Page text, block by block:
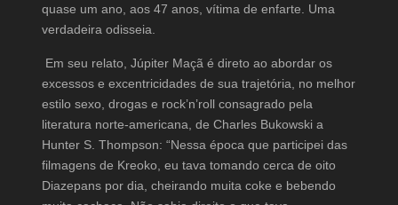
quase um ano, aos 47 anos, vítima de enfarte. Uma
verdadeira odisseia.
Em seu relato, Júpiter Maçã é direto ao abordar os
excessos e excentricidades de sua trajetória, no melhor
estilo sexo, drogas e rock’n’roll consagrado pela
literatura norte-americana, de Charles Bukowski a
Hunter S. Thompson: “Nessa época que participei das
filmagens de Kreoko, eu tava tomando cerca de oito
Diazepans por dia, cheirando muita coke e bebendo